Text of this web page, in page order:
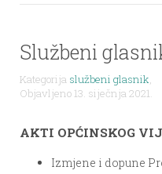
Službeni
Kategorija službeni glasnik,
Objavljeno 13. siječnja 2021.
AKTI OPĆINSKOG
Izmjene i dopune